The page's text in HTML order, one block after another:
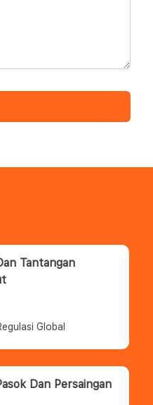
Tantangan
Global
Dan Persaingan